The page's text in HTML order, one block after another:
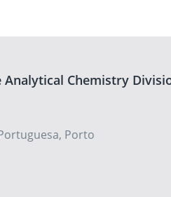
Chemistry
Porto